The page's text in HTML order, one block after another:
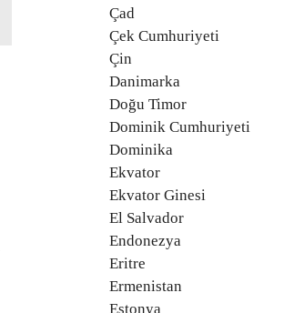
Çad
Çek Cumhuriyeti
Çin
Danimarka
Doğu Timor
Dominik Cumhuriyeti
Dominika
Ekvator
Ekvator Ginesi
El Salvador
Endonezya
Eritre
Ermenistan
Estonya